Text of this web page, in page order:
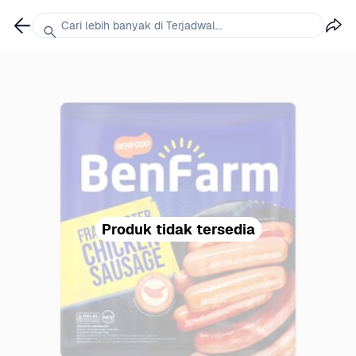
Produk tidak tersedia
Cari lebih banyak di Terjadwal...